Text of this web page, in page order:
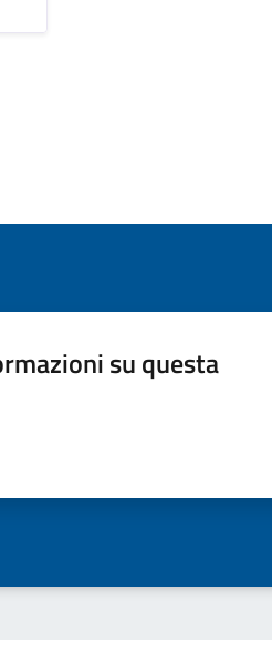
su questa